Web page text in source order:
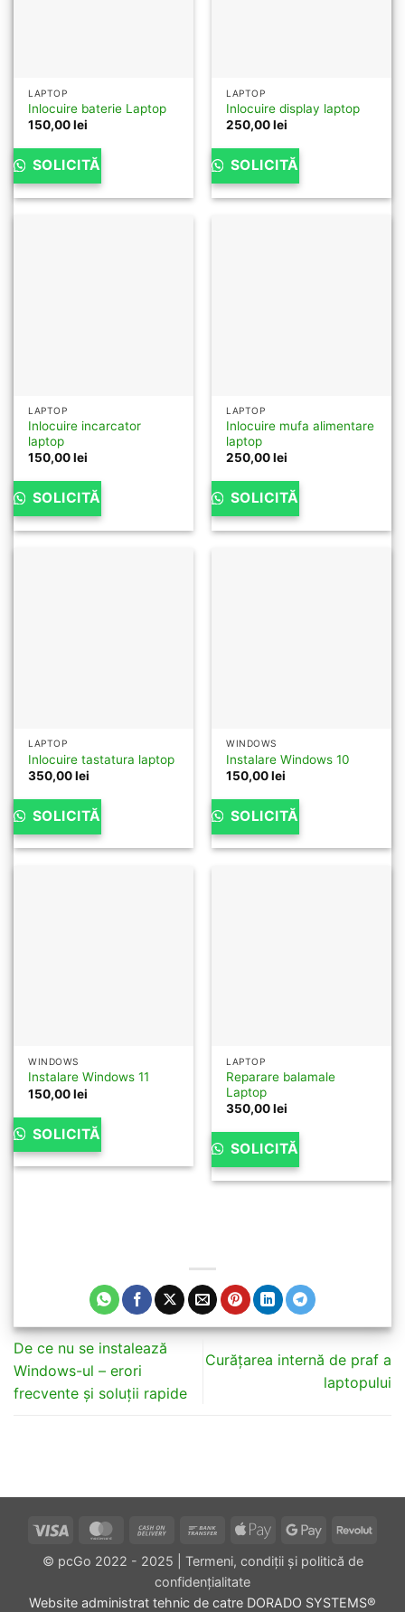
LAPTOP
Inlocuire baterie Laptop
150,00lei
SOLICITĂ
LAPTOP
Inlocuire display laptop
250,00lei
SOLICITĂ
LAPTOP
Inlocuire incarcator
laptop
150,00lei
SOLICITĂ
LAPTOP
Inlocuire mufa alimentare
laptop
250,00lei
SOLICITĂ
LAPTOP
Inlocuire tastatura laptop
350,00lei
SOLICITĂ
WINDOWS
Instalare Windows 10
150,00lei
SOLICITĂ
WINDOWS
Instalare Windows 11
150,00lei
SOLICITĂ
LAPTOP
Reparare balamale
Laptop
350,00lei
SOLICITĂ
De ce nu se instalează
Windows-ul – erori
frecvente și soluții rapide
Curățarea internă de praf a
laptopului
Visa MasterCardCash
Delivery
Bank
Apple
Google
© pcGo 2022 - 2025
Termeni, condiții și politică de
confidențialitate
Website administrat tehnic de catre DORADO SYSTEMS®